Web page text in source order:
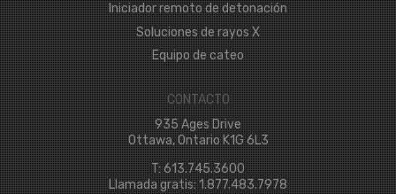
Iniciador remoto de detonación
Soluciones de rayos X
Equipo de cateo
CONTACTO
935 Ages Drive
Ottawa, Ontario K1G 6L3
T: 613.745.3600
Llamada gratis: 1.877.483.7978